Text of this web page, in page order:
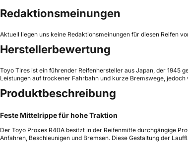
Redaktionsmeinungen
Aktuell liegen uns keine Redaktionsmeinungen für diesen Reifen
Herstellerbewertung
Toyo Tires ist ein führender Reifenhersteller aus Japan, der 1945
Leistungen auf trockener Fahrbahn und kurze Bremswege,
Produktbeschreibung
Feste Mittelrippe für hohe Traktion
Der Toyo Proxes R40A besitzt in der Reifenmitte durchgängige
Anfahren, Beschleunigen und Bremsen. Diese Gestaltung der